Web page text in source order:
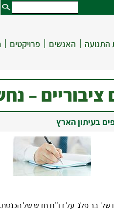
התנועה | האנשים | פרויקטים |
–
בעיתון הארץ
של בר פלג על דו"ח חדש של הכנסת.